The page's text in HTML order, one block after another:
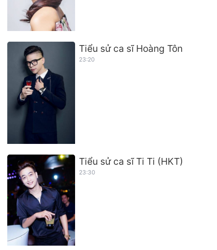
Tiểu sử ca sĩ Hoàng Tôn
23:20
Tiểu sử ca sĩ Ti Ti (HKT)
23:30